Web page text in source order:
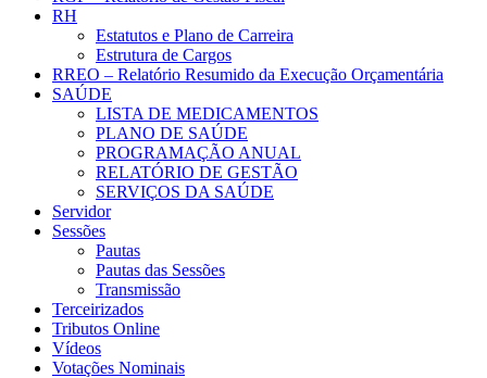
RH
Estatutos e Plano de Carreira
Estrutura de Cargos
RREO – Relatório Resumido da Execução Orçamentária
SAÚDE
LISTA DE MEDICAMENTOS
PLANO DE SAÚDE
PROGRAMAÇÃO ANUAL
RELATÓRIO DE GESTÃO
SERVIÇOS DA SAÚDE
Servidor
Sessões
Pautas
Pautas das Sessões
Transmissão
Terceirizados
Tributos Online
Vídeos
Votações Nominais